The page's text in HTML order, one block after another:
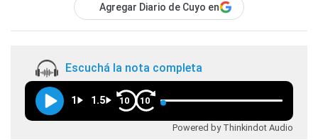
Agregar Diario de Cuyo en
Escuchá la nota completa
1 1.5 10 10
Powered by Thinkindot Audio